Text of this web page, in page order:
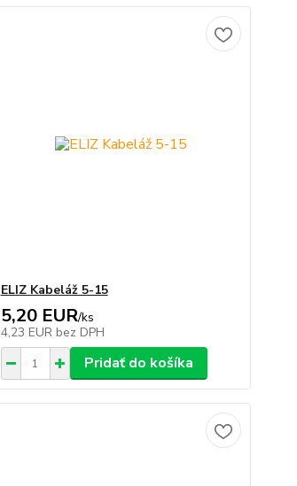
ELIZ Kabeláž 5-15
5,20 EUR/ks
4,23 EUR bez DPH
Pridať do košíka